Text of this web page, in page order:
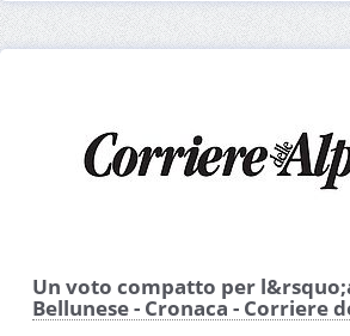
Un voto compatto per
Bellunese - Cronaca - Corriere